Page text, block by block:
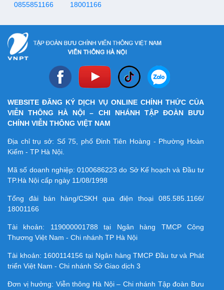
0855851166
18001166
WEBSITE ĐĂNG KÝ DỊCH VỤ ONLINE CHÍNH THỨC CỦA
VIỄN THÔNG HÀ NỘI – CHI NHÁNH TẬP ĐOÀN BƯU
CHÍNH VIỄN THÔNG VIỆT NAM
Địa chỉ trụ sở: Số 75, phố Đinh Tiên Hoàng - Phường Hoàn
Kiếm - TP Hà Nội.
Mã số doanh nghiệp:0100686223 do Sở Kế hoạch và Đầu tư
TP.Hà Nội cấp ngày 11/08/1998
Tổng đài bán hàng/CSKH qua điện thoại 085.585.1166/
18001166
Tài khoản: 119000001788 tại Ngân hàng TMCP Công
Thương Việt Nam - Chi nhánh TP Hà Nội
Tài khoản: 1600114156 tại Ngân hàng TMCP Ðầu tư và Phát
triển Việt Nam - Chi nhánh Sở Giao dịch 3
Đơn vị hưởng: Viễn thông Hà Nội – Chi nhánh Tập đoàn Bưu